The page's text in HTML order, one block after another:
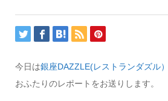
今日は銀座DAZZLE(レストランダズル）
おふたりのレポートをお送りします。